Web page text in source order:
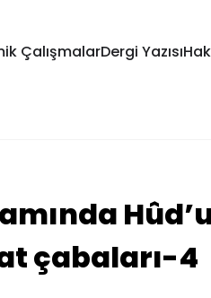
ÇalışmalarDergi Yazısı
çabaları-4